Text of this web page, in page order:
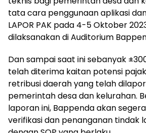
tata cara penggunaan aplikasi
LAPOR PAK pada 4-5 Oktober
dilaksanakan di Auditorium
Dan sampai saat ini sebanyak
telah diterima kaitan potensi
retribusi daerah yang telah
pemerintah desa dan kelurahan.
laporan ini, Bappenda akan
verifikasi dan penanganan tindak